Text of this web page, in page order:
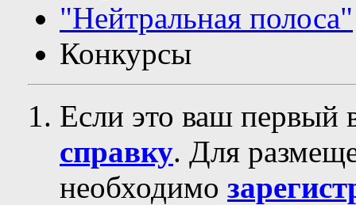
"Нейтральная полоса"
Конкурсы
Если это ваш первый
справку. Для
необходимо